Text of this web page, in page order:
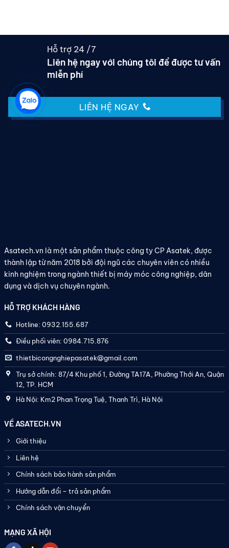
Hỗ trợ 24 /7
Liên hệ ngay với chúng tôi để được tư vấn
miễn phí
LIÊN HỆ NGAY
Asatech.vn là một sản phẩm thuộc công ty CP Asatek, được
thành lập từ năm 2018 bởi đội ngũ các chuyên viên có nhiều
kinh nghiệm trong ngành thiết bị máy móc công nghiệp, dân
dụng và dịch vụ chuyên ngành.
HỖ TRỢ KHÁCH HÀNG
Hotline: 0932.155.687
Điều phối viên: 0984.715.876
thietbicongnghiepasatek@gmail.com
Trụ sở chính: 87/4 Khu phố 1, Đường TA17A, Phường Thới An, Quận
12, TP. HCM
Hà Nội: Km2 Phan Trọng Tuệ, Thanh Trì, Hà Nội
VỀ ASATECH.VN
Giới thiệu
Liên hệ
Chính sách bảo hành sản phẩm
Hướng dẫn đổi – trả sản phẩm
Chính sách vận chuyển
MẠNG XÃ HỘI